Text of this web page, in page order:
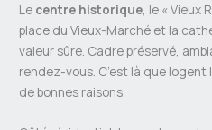
Le centre historique, le « Vieux
place du Vieux-Marché et la
valeur sûre. Cadre préservé,
rendez-vous. C’est là que
de bonnes raisons.